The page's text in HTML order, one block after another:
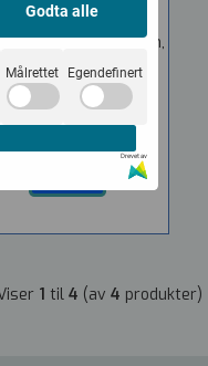
med alltid
versjon av Reason,
Sound Packs
og alle...
1 til 4 (av 4 produkter)
Godta alle
Målrettet Egendefinert
Drevet av